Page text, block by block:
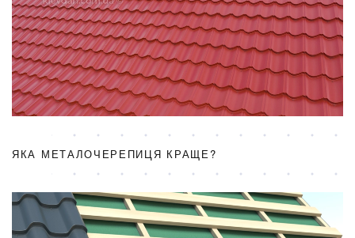
ЯКА МЕТАЛОЧЕРЕПИЦЯ КРАЩЕ?